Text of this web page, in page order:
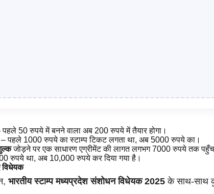
पहले 50 रुपये में बनने वाला अब 200 रुपये में तैयार होगा।
पहले 1000 रुपये का स्टाम्प टिकट लगता था, अब 5000 रुपये का।
जोड़ने पर एक साधारण एग्रीमेंट की लागत लगभग 7000 रुपये तक पहुँच
रुपये था, अब 10,000 रुपये कर दिया गया है।
विधेयक
भारतीय स्टाम्प मध्यप्रदेश संशोधन विधेयक 2025 के साथ-साथ